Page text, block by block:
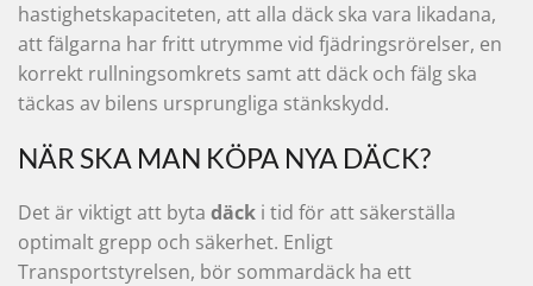
hastighetskapaciteten, att alla däck ska vara likadana,
att fälgarna har fritt utrymme vid fjädringsrörelser, en
korrekt rullningsomkrets samt att däck och fälg ska
täckas av bilens ursprungliga stänkskydd.
NÄR SKA MAN KÖPA NYA DÄCK?
Det är viktigt att byta däck i tid för att säkerställa
optimalt grepp och säkerhet. Enligt
Transportstyrelsen, bör sommardäck ha ett